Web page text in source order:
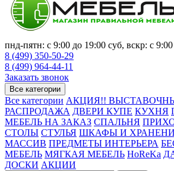
пнд-пятн: с 9:00 до 19:00 суб, вскр: с
8 (499) 350-50-29
8 (499) 964-44-11
Заказать звонок
Все категории
Все категории АКЦИЯ!!
РАСПРОДАЖА ДВЕРИ КУПЕ КУХНЯ
МЕБЕЛЬ НА ЗАКАЗ СПАЛЬНЯ
СТОЛЫ СТУЛЬЯ ШКАФЫ И
МАССИВ ПРЕДМЕТЫ ИНТЕРЬЕРА
МЕБЕЛЬ МЯГКАЯ МЕБЕЛЬ HoReKa
ДОСКИ АКЦИИ